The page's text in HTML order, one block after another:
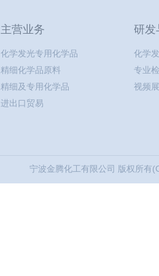
主营业务
化学发光专用化学品
精细化学品原料
精细及专用化学品
进出口贸易
研发
化学
专业
视频
宁波金腾化工有限公司 版权所有